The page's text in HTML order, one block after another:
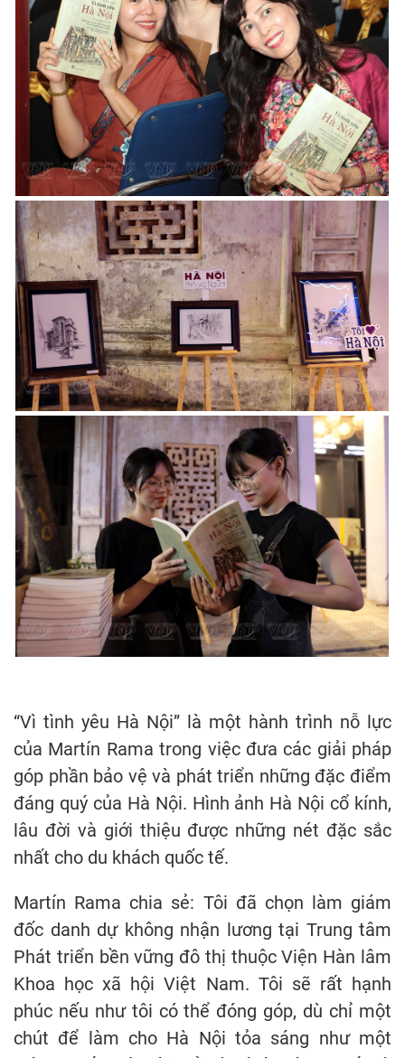
“Vì tình yêu Hà Nội” là một hành trình nỗ lực
của Martín Rama trong việc đưa các giải pháp
góp phần bảo vệ và phát triển những đặc điểm
đáng quý của Hà Nội. Hình ảnh Hà Nội cổ kính,
lâu đời và giới thiệu được những nét đặc sắc
nhất cho du khách quốc tế.
Martín Rama chia sẻ: Tôi đã chọn làm giám
đốc danh dự không nhận lương tại Trung tâm
Phát triển bền vững đô thị thuộc Viện Hàn lâm
Khoa học xã hội Việt Nam. Tôi sẽ rất hạnh
phúc nếu như tôi có thể đóng góp, dù chỉ một
chút để làm cho Hà Nội tỏa sáng như một